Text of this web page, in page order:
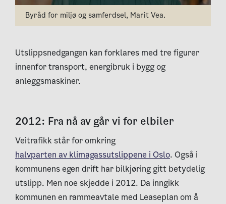
Byråd for miljø og samferdsel, Marit Vea.
Utslippsnedgangen kan forklares med tre figurer
innenfor transport, energibruk i bygg og
anleggsmaskiner.
2012: Fra nå av går vi for elbiler
Veitrafikk står for omkring
halvparten av klimagassutslippene i Oslo. Også i
kommunens egen drift har bilkjøring gitt betydelig
utslipp. Men noe skjedde i 2012. Da inngikk
kommunen en rammeavtale med Leaseplan om å